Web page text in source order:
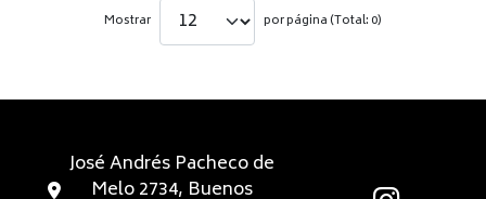
Mostrar por página (Total: 0)
José Andrés Pacheco de
Melo 2734, Buenos